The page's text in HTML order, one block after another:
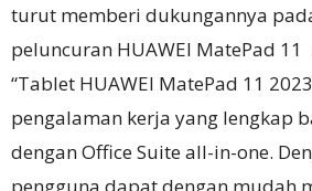
turut memberi dukungannya
peluncuran HUAWEI MatePad
“Tablet HUAWEI MatePad 11
pengalaman kerja yang lengkap
dengan Office Suite all-in-one.